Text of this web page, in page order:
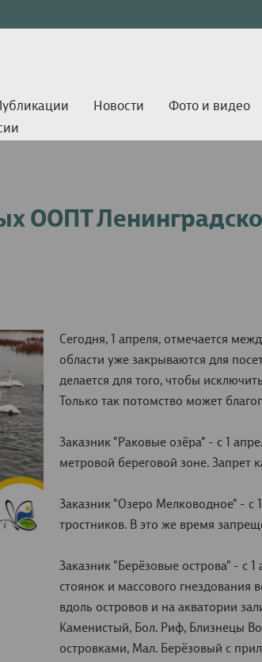
Публикации Новости Фото и видео
ООПТ
Сегодня, 1 апреля, отмечается
области уже закрываются для
делается для того, чтобы
Только так потомство может
Заказник "Раковые озёра" - с 1
метровой береговой зоне. Запрет
Заказник "Озеро Мелководное" - с
тростников. В это же время
Заказник "Берёзовые острова" - с
стоянок и массового
вдоль островов и на акватории
Каменистый, Бол. Риф, Близнецы
островками, Мал. Берёзовый с